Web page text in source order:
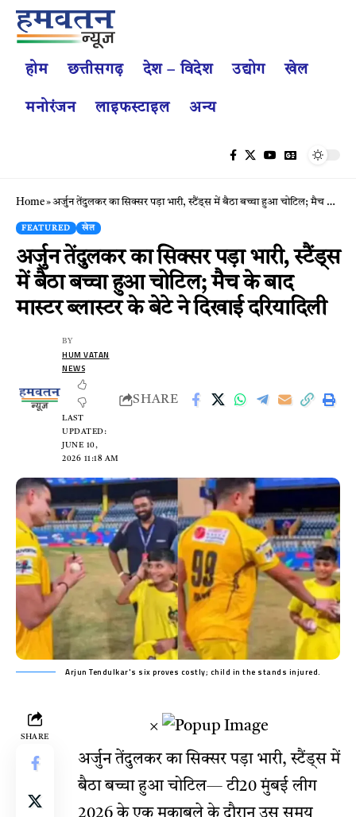
होम छत्तीसगढ़ देश – विदेश उद्योग खेल
मनोरंजन लाइफस्टाइल अन्य
Home»अर्जुन तेंदुलकर का सिक्सर पड़ा भारी, स्टैंड्स में बैठा बच्चा हुआ चोटिल; मैच के बाद मास्टर ब्लास्टर के बेटे ने दिखाई दरियादिली
FEATURED खेल
अर्जुन तेंदुलकर का सिक्सर पड़ा भारी, स्टैंड्स
में बैठा बच्चा हुआ चोटिल; मैच के बाद
मास्टर ब्लास्टर के बेटे ने दिखाई दरियादिली
LAST
UPDATED:
JUNE 10,
2026 11:18 AM
BY
HUM VATAN
NEWS
SHARE
Arjun Tendulkar's six proves costly; child in the stands injured.
SHARE
×
अर्जुन तेंदुलकर का सिक्सर पड़ा भारी, स्टैंड्स में
बैठा बच्चा हुआ चोटिल— टी20 मुंबई लीग